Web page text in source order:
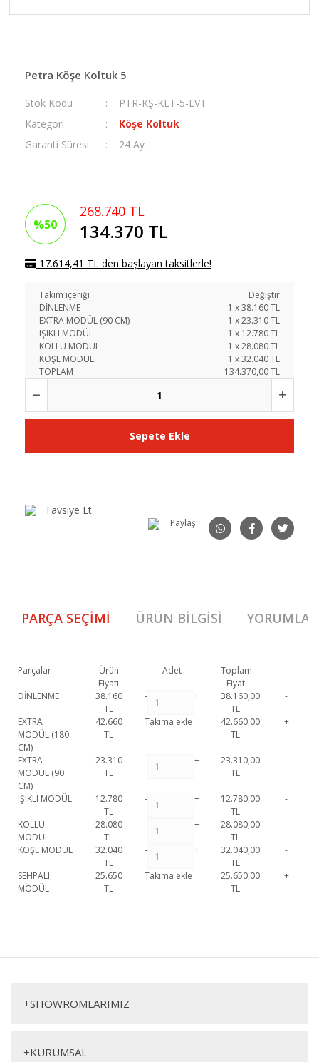
Petra Köşe Koltuk 5
Stok Kodu
PTR-KŞ-KLT-5-LVT
Kategori
Köşe Koltuk
Garanti Süresi
24 Ay
%50
268.740 TL
134.370 TL
17.614,41 TL den başlayan taksitlerle!
Takım içeriği
Değiştir
DİNLENME
1 x38.160TL
EXTRA MODÜL (90 CM)
1 x23.310TL
IŞIKLI MODÜL
1 x 12.780TL
KOLLU MODÜL
1 x28.080TL
KÖŞE MODÜL
1 x32.040TL
TOPLAM
134.370,00 TL
Sepete Ekle
Tavsiye Et
Paylaş :
PARÇA SEÇIMI ÜRÜN BILGISI YORUMLAR
Parçalar
Ürün
Fiyatı
Adet
Toplam
Fiyat
DİNLENME
38.160
TL
- +
38.160,00
TL
-
EXTRA
MODÜL (180
CM)
42.660
TL
Takıma ekle
42.660,00
TL
+
EXTRA
MODÜL (90
CM)
23.310
TL
- +
23.310,00
TL
-
IŞIKLI MODÜL
12.780
TL
- +
12.780,00
TL
-
KOLLU
MODÜL
28.080
TL
- +
28.080,00
TL
-
KÖŞE MODÜL
32.040
TL
- +
32.040,00
TL
-
SEHPALI
MODÜL
25.650
TL
Takıma ekle
25.650,00
TL
+
Petra Köşe Koltuk 5
+SHOWROMLARIMIZ
+KURUMSAL